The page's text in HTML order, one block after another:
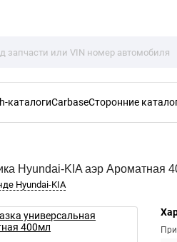
каталогиCarbaseСторонние
Hyundai-KIA аэр Ароматная
Hyundai-KIA